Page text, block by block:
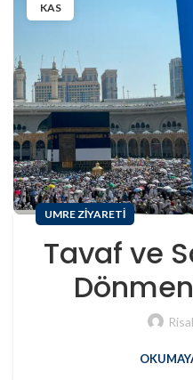
KAS
UMRE ZIYARETI
Tavaf ve